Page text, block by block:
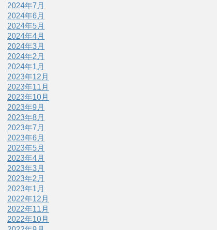
2024年7月
2024年6月
2024年5月
2024年4月
2024年3月
2024年2月
2024年1月
2023年12月
2023年11月
2023年10月
2023年9月
2023年8月
2023年7月
2023年6月
2023年5月
2023年4月
2023年3月
2023年2月
2023年1月
2022年12月
2022年11月
2022年10月